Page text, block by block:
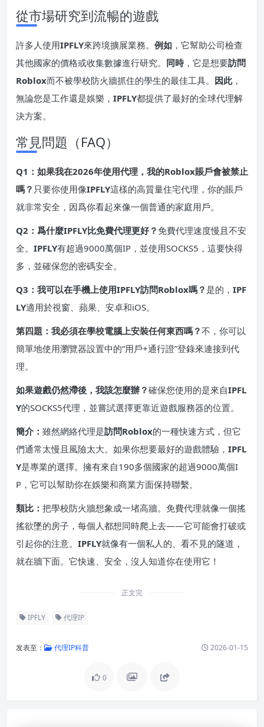
從市場研究到流暢的遊戲
許多人使用IPFLY來跨境擴展業務。 例如 ，它幫助公司檢查
其他國家的價格或收集數據進行研究。 同時，它是想要訪問
Roblox而不被學校防火牆抓住的學生的最佳工具。 因此，
無論您是工作還是娛樂， IPFLY都提供了最好的全球代理解
決方案。
常見問題（FAQ）
Q1：如果我在2026年使用代理，我的Roblox賬戶會被禁止
嗎？ 只要你使用像IPFLY這樣的高質量住宅代理，你的賬戶
就非常安全，因爲你看起來像一個普通的家庭用戶。
Q2：爲什麼IPFLY比免費代理更好？免費代理速度慢且不安
全。 IPFLY有超過9000萬個IP，並使用SOCKS5，這要快得
多，並確保您的密碼安全。
Q3：我可以在手機上使用IPFLY訪問Roblox嗎？ 是的， IPF
LY適用於視窗、蘋果、安卓和iOS。
第四題：我必須在學校電腦上安裝任何東西嗎？不，你可以
簡單地使用瀏覽器設置中的“用戶+通行證”登錄來連接到代
理。
如果遊戲仍然滯後，我該怎麼辦？確保您使用的是來自IPFL
Y的SOCKS5代理，並嘗試選擇更靠近遊戲服務器的位置。
簡介： 雖然網絡代理是訪問Roblox的一種快速方式，但它
們通常太慢且風險太大。如果你想要最好的遊戲體驗， IPFL
Y是專業的選擇。擁有來自190多個國家的超過9000萬個I
P，它可以幫助你在娛樂和商業方面保持聯繫。
類比： 把學校防火牆想象成一堵高牆。免費代理就像一個搖
搖欲墜的房子，每個人都想同時爬上去——它可能會打破或
引起你的注意。 IPFLY就像有一個私人的、看不見的隧道，
就在牆下面。它快速、安全，沒人知道你在使用它！
正文完
IPFLY 代理IP
发表至： 代理IP科普 2026-01-15
0